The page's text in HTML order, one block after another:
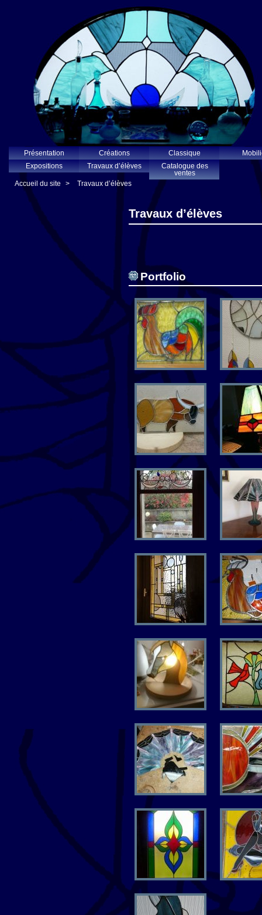
Présentation Créations Classique
Expositions
Travaux d’élèves
Catalogue des
ventes
Accueil du site
> Travaux d’élèves
Travaux d’élèves
Portfolio